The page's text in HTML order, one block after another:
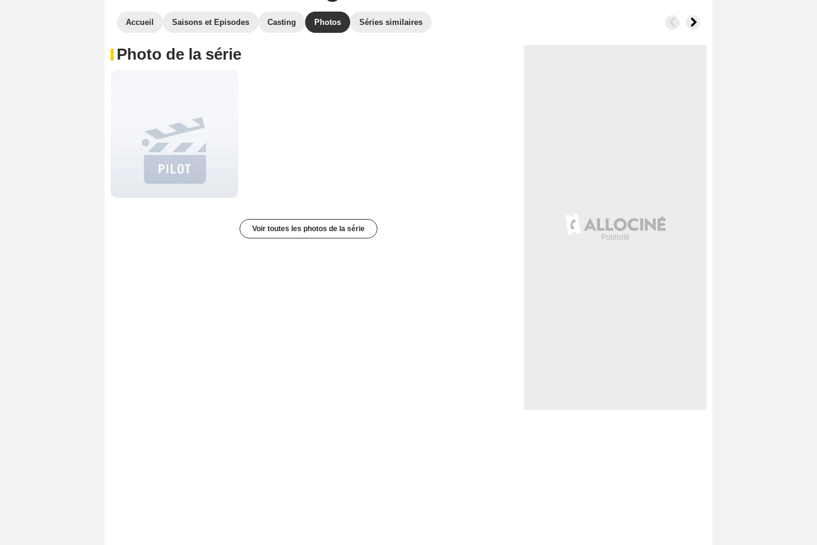
Accueil Saisons et Episodes Casting Photos Séries similaires
Photo de la série
Voir toutes les photos de la série